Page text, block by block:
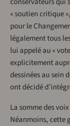
« soutien critique
pour le
légalement tous
lui appelé au «
explicitement
dessinées au sein
ont décidé
La somme des
Néanmoins, cette